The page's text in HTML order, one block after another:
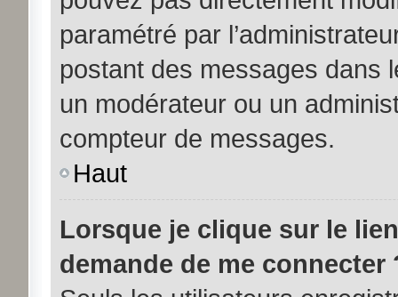
paramétré par
postant des messages dans
un modérateur ou un
compteur de messages.
Haut
Lorsque je clique sur le
demande de me connecter